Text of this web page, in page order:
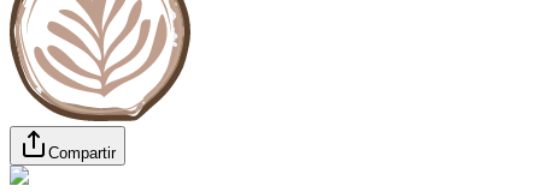
Compartir